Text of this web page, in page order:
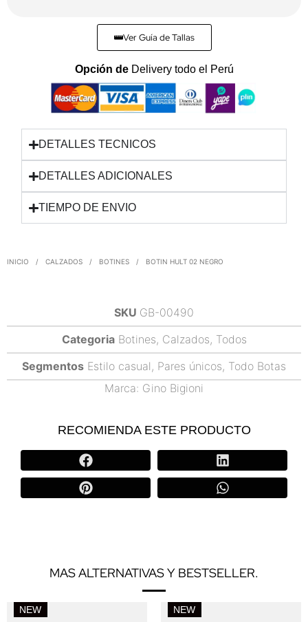
Ver Guía de Tallas
Opción de Delivery todo el Perú
DETALLES TECNICOS
DETALLES ADICIONALES
TIEMPO DE ENVIO
INICIO / CALZADOS / BOTINES / BOTIN HULT 02 NEGRO
SKU GB-00490
Categoria Botines, Calzados, Todos
Segmentos Estilo casual , Pares únicos, Todo Botas
Marca: Gino Bigioni
RECOMIENDA ESTE PRODUCTO
MAS ALTERNATIVAS Y BESTSELLER.
NEW NEW